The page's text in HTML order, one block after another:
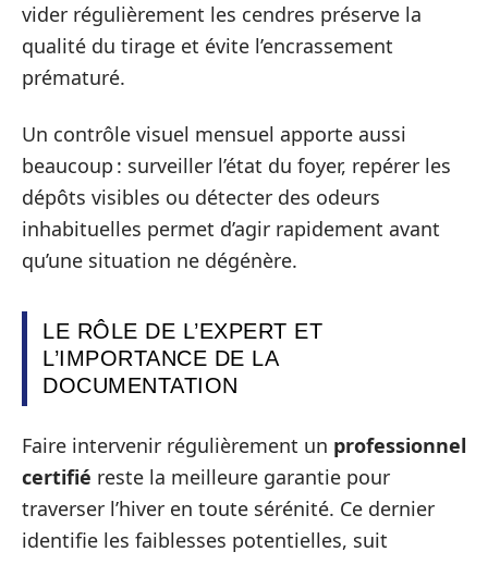
vider régulièrement les cendres préserve la
qualité du tirage et évite l’encrassement
prématuré.
Un contrôle visuel mensuel apporte aussi
beaucoup : surveiller l’état du foyer, repérer les
dépôts visibles ou détecter des odeurs
inhabituelles permet d’agir rapidement avant
qu’une situation ne dégénère.
LE RÔLE DE L’EXPERT ET
L’IMPORTANCE DE LA
DOCUMENTATION
Faire intervenir régulièrement un professionnel
certifié reste la meilleure garantie pour
traverser l’hiver en toute sérénité. Ce dernier
identifie les faiblesses potentielles, suit